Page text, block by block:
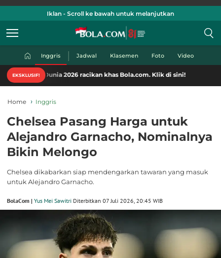
Iklan - Scroll ke bawah untuk melanjutkan
Inggris Jadwal Klasemen Foto Video
EKSKLUSIF!
2026 racikan khas Bola.com. Klik di sini!
Home Inggris
Chelsea Pasang Harga untuk
Alejandro Garnacho, Nominalnya
Bikin Melongo
Chelsea dikabarkan siap mendengarkan tawaran yang masuk
untuk Alejandro Garnacho.
BolaCom | Yus Mei Sawitri Diterbitkan 07 Juli 2026, 20:45 WIB